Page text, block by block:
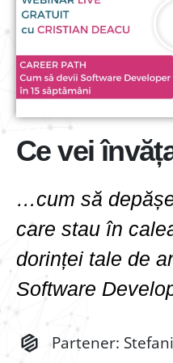
Ce vei
…cum să
care stau în
dorinței tale de
Software
Partener: